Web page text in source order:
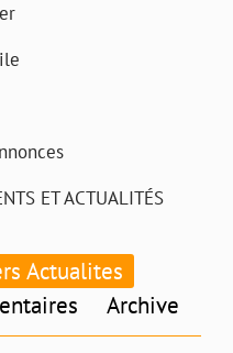
ET ACTUALITÉS
Actualites
Archive